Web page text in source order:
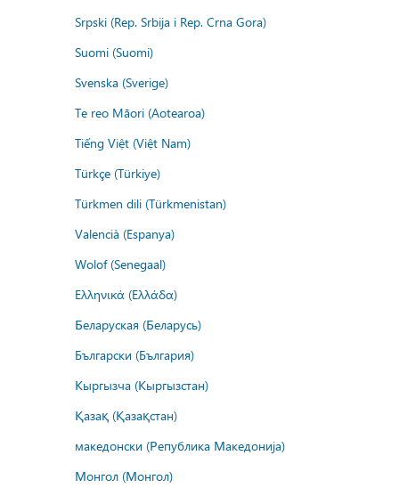
Srpski (Rep. Srbija i Rep. Crna Gora)
Suomi (Suomi)
Svenska (Sverige)
Te reo Māori (Aotearoa)
Tiếng Việt (Việt Nam)
Türkçe (Türkiye)
Türkmen dili (Türkmenistan)
Valencià (Espanya)
Wolof (Senegaal)
Ελληνικά (Ελλάδα)
Беларуская (Беларусь)
Български (България)
Кыргызча (Кыргызстан)
Қазақ (Қазақстан)
македонски (Република Македонија)
Монгол (Монгол)